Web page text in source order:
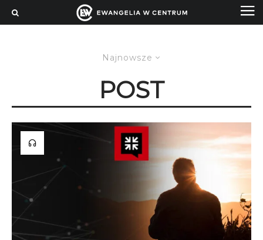
Najnowsze
POST